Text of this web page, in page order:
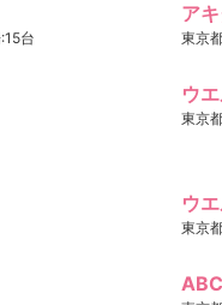
台
ア
東京
ウ
東京
ウ
東京